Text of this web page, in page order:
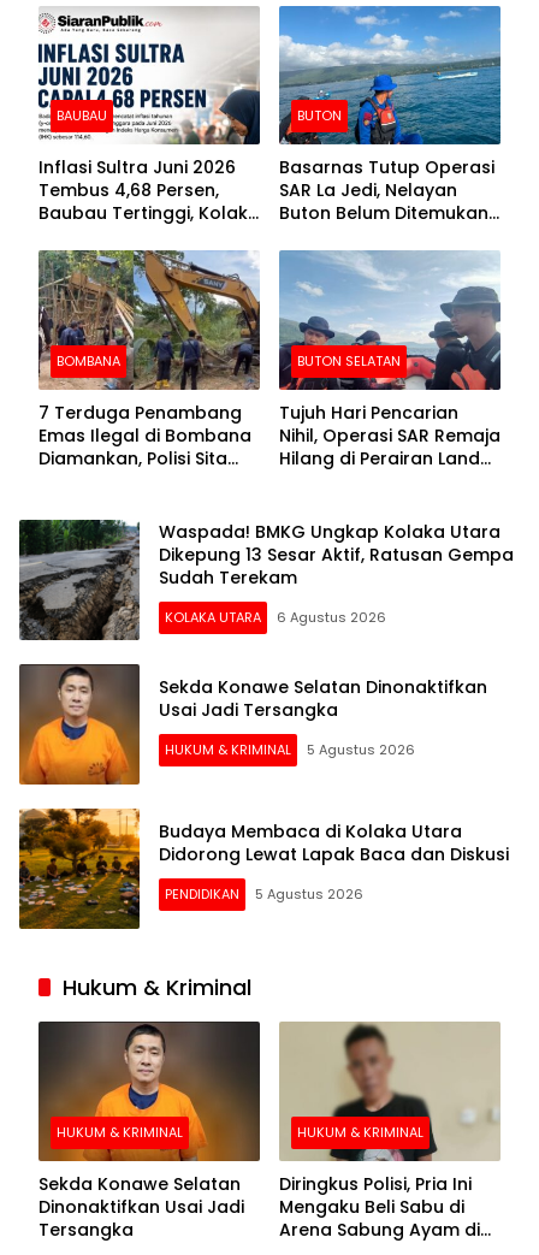
Kemasukan Air
BAUBAU
Inflasi Sultra Juni 2026
Tembus 4,68 Persen,
Baubau Tertinggi, Kolaka
BUTON
Basarnas Tutup Operasi
SAR La Jedi, Nelayan
Buton Belum Ditemukan
BOMBANA
7 Terduga Penambang
Emas Ilegal di Bombana
Diamankan, Polisi Sita
BUTON SELATAN
Tujuh Hari Pencarian
Nihil, Operasi SAR Remaja
Hilang di Perairan Lande
Waspada! BMKG Ungkap Kolaka Utara
Dikepung 13 Sesar Aktif, Ratusan Gempa
Sudah Terekam
KOLAKA UTARA 6 Agustus 2026
Sekda Konawe Selatan Dinonaktifkan
Usai Jadi Tersangka
HUKUM & KRIMINAL 5 Agustus 2026
Budaya Membaca di Kolaka Utara
Didorong Lewat Lapak Baca dan Diskusi
PENDIDIKAN 5 Agustus 2026
Hukum & Kriminal
HUKUM & KRIMINAL
Sekda Konawe Selatan
Dinonaktifkan Usai Jadi
Tersangka
HUKUM & KRIMINAL
Diringkus Polisi, Pria Ini
Mengaku Beli Sabu di
Arena Sabung Ayam di